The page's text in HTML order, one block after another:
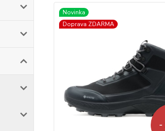
Novinka
Doprava ZDARMA
-